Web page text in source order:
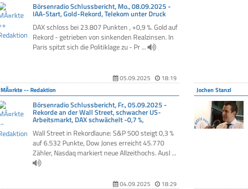
Börsenradio Schlussbericht, Mo., 08.09.2025 -
IAA-Start, Gold-Rekord, Telekom unter Druck
DAX schloss bei 23.807 Punkten , +0,9 %. Gold auf
Rekord - getrieben von sinkenden Realzinsen. In
Paris spitzt sich die Politiklage zu - Pr ...
05.09.2025
18:19
MÃ¤rkte -- Redaktion
Börsenradio Schlussbericht, Fr., 05.09.2025 -
Rekorde an der Wall Street, schwacher US-
Arbeitsmarkt, DAX schwächelt -0,7 %,
Wall Street in Rekordlaune: S&P 500 steigt 0,3 %
auf 6.532 Punkte, Dow Jones erreicht 45.770
Zähler, Nasdaq markiert neue Allzeithochs. Ausl ...
Jochen Stanzl
04.09.2025
18:29